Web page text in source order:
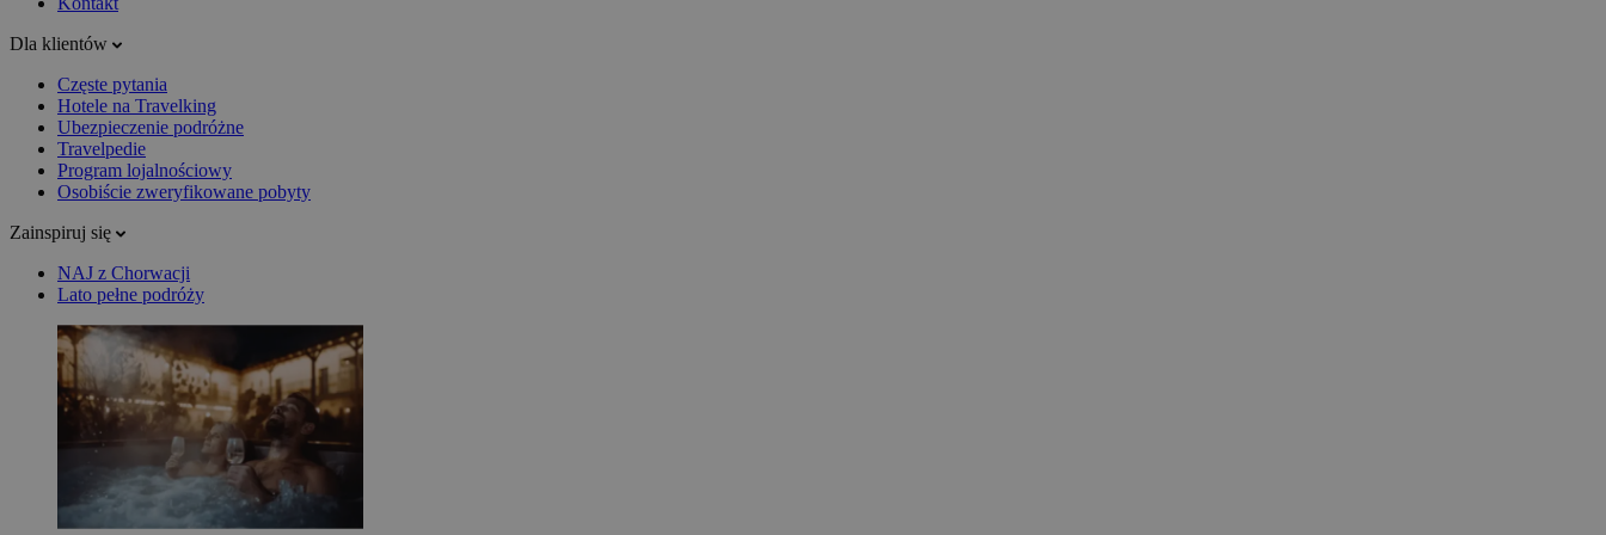
Dla klientów
Częste pytania
Hotele na Travelking
Ubezpieczenie podróżne
Travelpedie
Program lojalnościowy
Osobiście zweryfikowane pobyty
Zainspiruj się
NAJ z Chorwacji
Lato pełne podróży